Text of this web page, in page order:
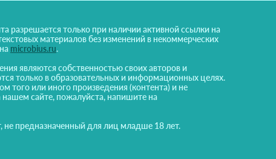
разрешается только при наличии активной ссылки на
материалов без изменений в некоммерческих
microbius.ru.
являются собственностью своих авторов и
только в образовательных и информационных целях.
того или иного произведения (контента) и не
сайте, пожалуйста, напишите на
не предназначенный для лиц младше 18 лет.